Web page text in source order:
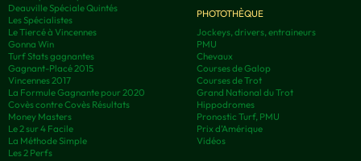
Deauville Spéciale Quintés
Les Spécialistes
Le Tiercé à Vincennes
Gonna Win
Turf Stats gagnantes
Gagnant-Placé 2015
Vincennes 2017
La Formule Gagnante pour 2020
Covès contre Covès Résultats
Money Masters
Le 2 sur 4 Facile
La Méthode Simple
Les 2 Perfs
PHOTOTHÈQUE
Jockeys, drivers, entraineurs
PMU
Chevaux
Courses de Galop
Courses de Trot
Grand National du Trot
Hippodromes
Pronostic Turf, PMU
Prix d’Amérique
Vidéos